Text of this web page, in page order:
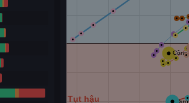
tác viên...
Chi tiết